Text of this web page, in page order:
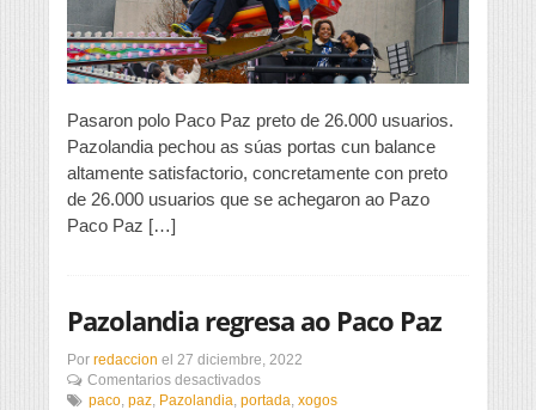
ano
pasado
Pasaron polo Paco Paz preto de 26.000 usuarios.
Pazolandia pechou as súas portas cun balance
altamente satisfactorio, concretamente con preto
de 26.000 usuarios que se achegaron ao Pazo
Paco Paz […]
Pazolandia regresa ao Paco Paz
Por redaccion el 27 diciembre, 2022
Comentarios desactivadosen
Pazolandia
paco, paz, Pazolandia, portada, xogos